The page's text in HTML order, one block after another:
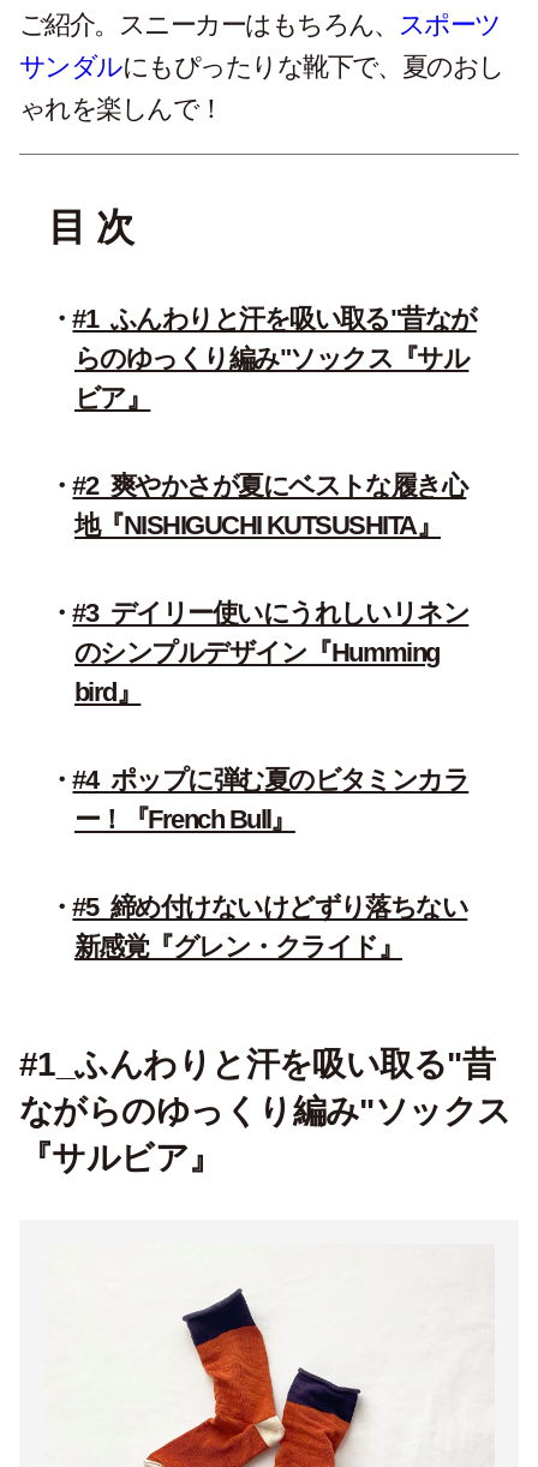
ご紹介。スニーカーはもちろん、 スポーツ
サンダルにもぴったりな靴下で、夏のおし
ゃれを楽しんで！
目 次
#1_ふんわりと汗を吸い取る"昔なが
らのゆっくり編み"ソックス『サル
ビア』
#2_爽やかさが夏にベストな履き心
地『NISHIGUCHI KUTSUSHITA』
#3_デイリー使いにうれしいリネン
のシンプルデザイン『Humming
bird』
#4_ポップに弾む夏のビタミンカラ
ー！『French Bull』
#5_締め付けないけどずり落ちない
新感覚『グレン・クライド』
#1_ふんわりと汗を吸い取る"昔
ながらのゆっくり編み"ソックス
『サルビア』